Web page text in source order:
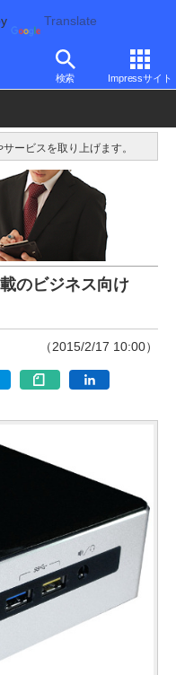
Translate
検索 Impressサイト
トフォン NUC/小型パソコ
ービスを取り上げます。
のビジネス向け
（2015/2/17 10:00）